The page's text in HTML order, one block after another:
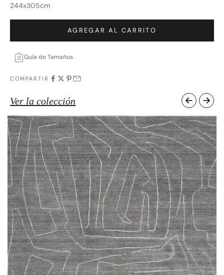
244x305cm
AGREGAR AL CARRITO
Guía de Tamaños
COMPARTIR
Ver la colección